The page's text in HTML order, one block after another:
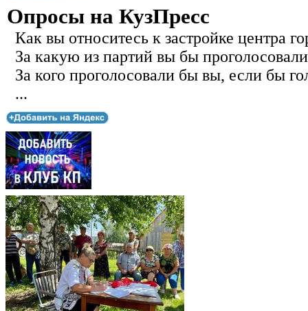
Опросы на КузПресс
Как вы относитесь к застройке центра
За какую из партий вы бы
За кого проголосовали бы вы, если бы
...